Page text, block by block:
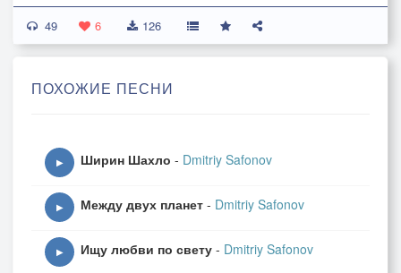
49 6 126
ПОХОЖИЕ ПЕСНИ
▶ Ширин Шахло - Dmitriy Safonov
▶ Между двух планет - Dmitriy Safonov
▶ Ищу любви по свету - Dmitriy Safonov